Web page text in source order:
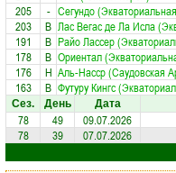
205 - Сегундо
203 В Лас Вегас де Ла Исла
191 В Райо Лассер
178 В Ориентал
176 Н Аль-Насср (Саудовская
163 В Футуру Кингс
Сез. День Дата
78 49 09.07.2026
78
39 07.07.2026